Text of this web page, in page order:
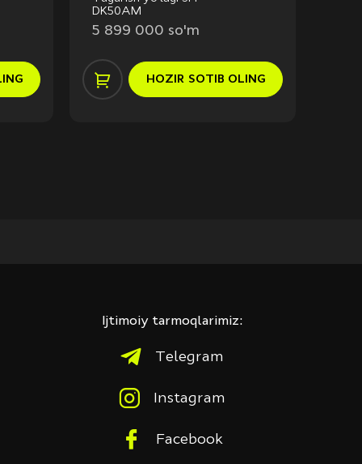
DK50AM
5 899 000 so'm
HOZIR SOTIB OLING
Ijtimoiy tarmoqlarimiz:
Telegram
Instagram
Facebook